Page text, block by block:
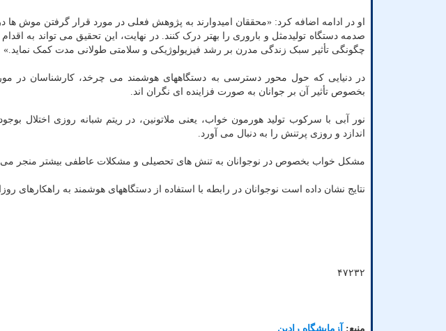
او در ادامه اضافه کرد: «محققان امیدوارند به پژوهش فعلی در مورد قرار گرفتن موش ها
صدمه دستگاه تولیدمثل و باروری را بهتر درک کنند. در نهایت، این تحقیق می تواند به
چگونگی تأثیر سبک زندگی مدرن بر رشد فیزیولوژیکی و سلامتی طولانی مدت کمک نماید.»
در دنیایی که حول محور دسترسی به دستگاههای هوشمند می چرخد، کارشناسان در
بخصوص تأثیر آن بر جوانان به صورت فزاینده ای نگران اند.
نور آبی با سرکوب تولید هورمون خواب، یعنی ملاتونین، در ریتم شبانه روزی اختلال
اندازد و روزی پرتنش را به دنبال می آورد.
مشکل خواب بخصوص در نوجوانان به تنش های تحصیلی و مشکلات عاطفی بیشتر منجر
نتایج نشان داده است نوجوانان در رابطه با استفاده از دستگاههای هوشمند به راهکارهای
۴۷۲۳۲
منبع: آزمایشگاه رادین